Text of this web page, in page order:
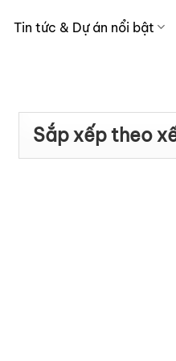
Tin tức & Dự án nổi bật